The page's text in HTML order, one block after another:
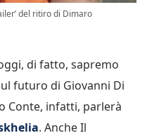
del ritiro di Dimaro
di fatto, sapremo
futuro di Giovanni Di
Conte, infatti, parlerà
. Anche Il